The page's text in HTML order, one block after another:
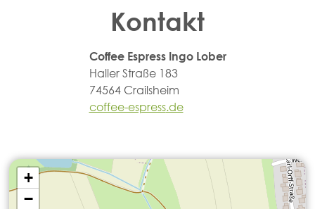
Kontakt
Coffee Espress Ingo Lober
Haller Straße 183
74564 Crailsheim
coffee-espress.de
+
−